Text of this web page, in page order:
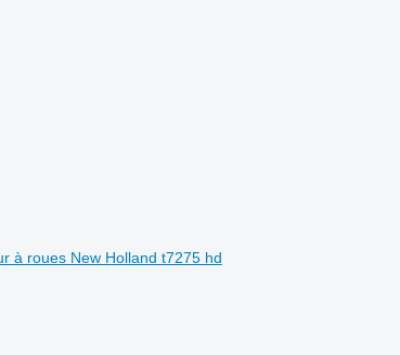
à roues New Holland t7275 hd